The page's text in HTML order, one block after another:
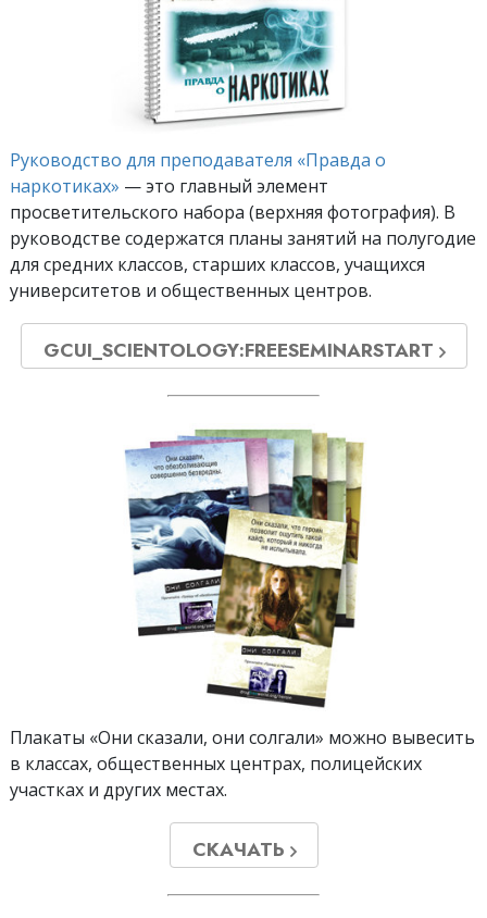
Руководство для преподавателя «Правда о
наркотиках» — это главный элемент
просветительского набора (верхняя фотография). В
руководстве содержатся планы занятий на полугодие
для средних классов, старших классов, учащихся
университетов и общественных центров.
GCUI_SCIENTOLOGY:FREESEMINARSTART
Плакаты «Они сказали, они солгали» можно вывесить
в классах, общественных центрах, полицейских
участках и других местах.
СКАЧАТЬ